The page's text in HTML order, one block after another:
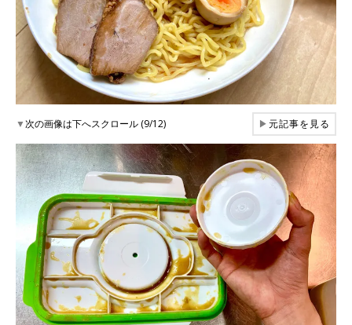
▼次の画像は下へスクロール (9/12) ▶元記事を見る